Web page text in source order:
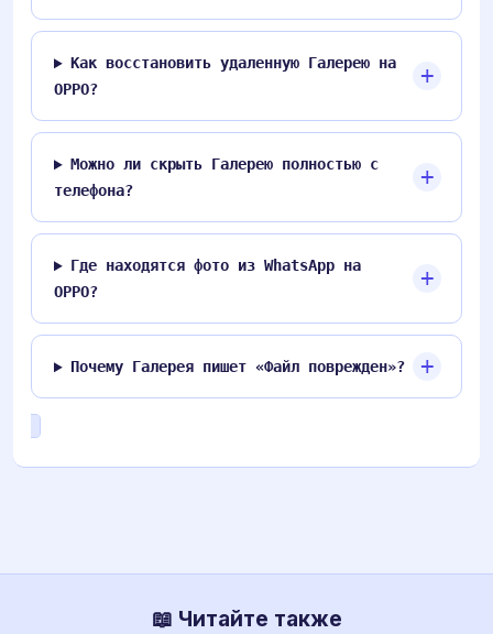
Как восстановить удаленную Галерею на
OPPO?
Можно ли скрыть Галерею полностью с
телефона?
Где находятся фото из WhatsApp на
OPPO?
Почему Галерея пишет «Файл поврежден»?
📖 Читайте также